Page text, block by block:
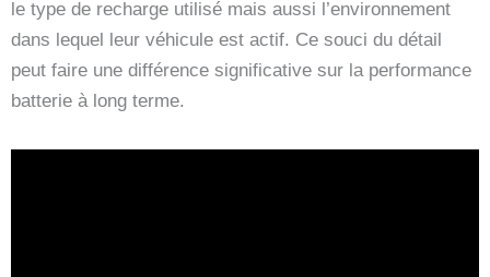
le type de recharge utilisé mais aussi l’environnement
dans lequel leur véhicule est actif. Ce souci du détail
peut faire une différence significative sur la performance
batterie à long terme.